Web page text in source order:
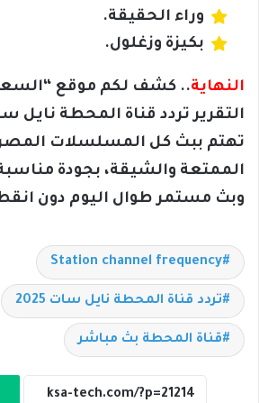
وراء الحقيقة.
بكيزة وزغلول.
النهاية.. كشف لكم موقع
تهتم ببث كل المسلسلات
الممتعة والشيقة، بجودة
وبث مستمر طوال اليوم دون
Station channel frequency
تردد قناة المحطة نايل سات 2025
قناة المحطة بث مباشر